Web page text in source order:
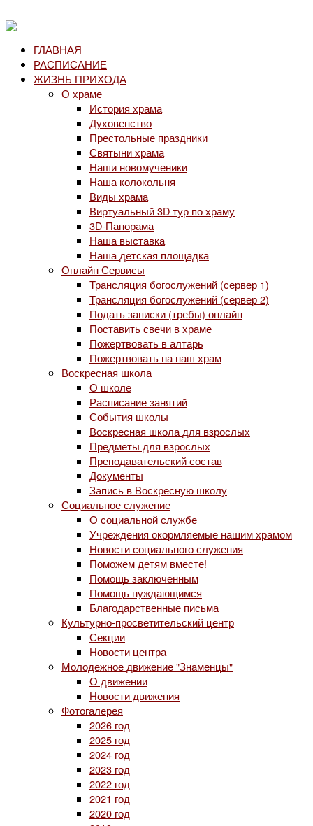
ГЛАВНАЯ
РАСПИСАНИЕ
ЖИЗНЬ ПРИХОДА
О храме
История храма
Духовенство
Престольные праздники
Святыни храма
Наши новомученики
Наша колокольня
Виды храма
Виртуальный 3D тур по храму
3D-Панорама
Наша выставка
Наша детская площадка
Онлайн Сервисы
Трансляция богослужений (сервер 1)
Трансляция богослужений (сервер 2)
Подать записки (требы) онлайн
Поставить свечи в храме
Пожертвовать в алтарь
Пожертвовать на наш храм
Воскресная школа
О школе
Расписание занятий
События школы
Воскресная школа для взрослых
Предметы для взрослых
Преподавательский состав
Документы
Запись в Воскресную школу
Социальное служение
О социальной службе
Учреждения окормляемые нашим храмом
Новости социального служения
Поможем детям вместе!
Помощь заключенным
Помощь нуждающимся
Благодарственные письма
Культурно-просветительский центр
Секции
Новости центра
Молодежное движение "Знаменцы"
О движении
Новости движения
Фотогалерея
2026 год
2025 год
2024 год
2023 год
2022 год
2021 год
2020 год